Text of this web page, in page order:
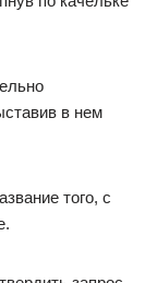
в нем
того, с